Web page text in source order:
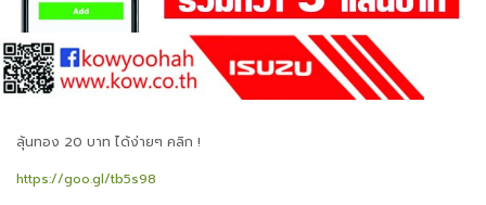
ลุ้นทอง 20 บาท ได้ง่ายๆ คลิก !
https://goo.gl/tb5s98